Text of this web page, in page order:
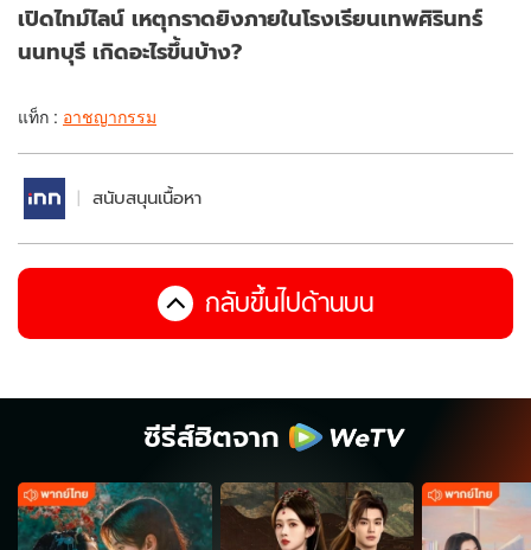
เปิดไทม์ไลน์ เหตุกราดยิงภายในโรงเรียนเทพศิรินทร์
นนทบุรี เกิดอะไรขึ้นบ้าง?
แท็ก : อาชญากรรม
สนับสนุนเนื้อหา
กลับขึ้นไปด้านบน
ซีรีส์ฮิตจาก